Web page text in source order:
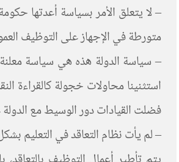
– لا يتعلق الأمر بسياسة أعدتها
متورطة في الإجهاز على التوظيف
– سياسة الدولة هذه هي سياسة
استثنينا محاولات خجولة كالقراءة
فضلت القيادات دور الوسيط مع
– لم يأت نظام التعاقد في التعليم